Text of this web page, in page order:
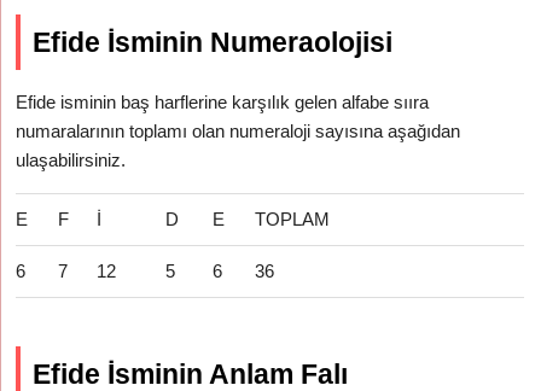
Efide İsminin Numeraolojisi
Efide isminin baş harflerine karşılık gelen alfabe sııra
numaralarının toplamı olan numeraloji sayısına aşağıdan
ulaşabilirsiniz.
E F İ D E TOPLAM
6 7 12 5 6 36
Efide İsminin Anlam Falı